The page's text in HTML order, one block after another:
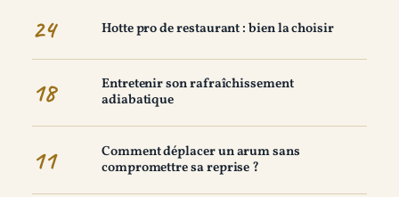
24 Hotte pro de restaurant : bien la choisir
18
Entretenir son rafraîchissement
adiabatique
11
Comment déplacer un arum sans
compromettre sa reprise ?